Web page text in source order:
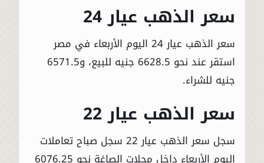
سعر الذهب عيار 24
سعر الذهب عيار 24 اليوم الأربعاء في مصر
استقر عند نحو 6628.5 جنيه للبيع، و6571.5
جنيه للشراء.
سعر الذهب عيار 22
سجل سعر الذهب عيار 22 سجل صباح تعاملات
اليوم الأربعاء داخل محلات الصاغة نحو 6076.25